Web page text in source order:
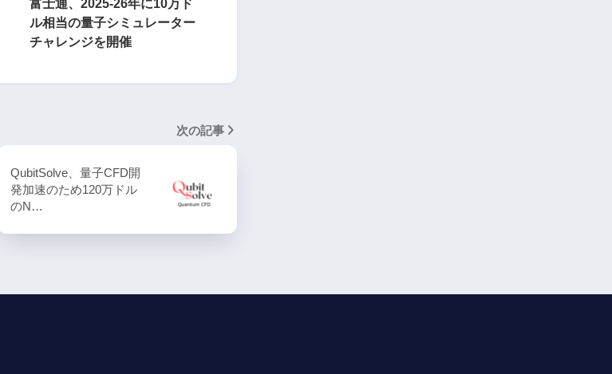
富士通、2025-26年に10万ド
ル相当の量子シミュレーター
チャレンジを開催
次の記事
QubitSolve、量子CFD開
発加速のため120万ドル
のN…